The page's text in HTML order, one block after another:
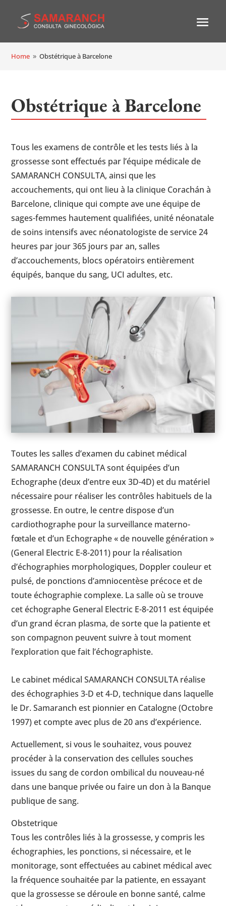
Home 9 Obstétrique à Barcelone
Obstétrique à Barcelone
Tous les examens de contrôle et les tests liés à la
grossesse sont effectués par l’équipe médicale de
SAMARANCH CONSULTA, ainsi que les
accouchements, qui ont lieu à la clinique Corachán à
Barcelone, clinique qui compte ave une équipe de
sages-femmes hautement qualifiées, unité néonatale
de soins intensifs avec néonatologiste de service 24
heures par jour 365 jours par an, salles
d’accouchements, blocs opératoirs entièrement
équipés, banque du sang, UCI adultes, etc.
Toutes les salles d’examen du cabinet médical
SAMARANCH CONSULTA sont équipées d’un
Echographe (deux d’entre eux 3D-4D) et du matériel
nécessaire pour réaliser les contrôles habituels de la
grossesse. En outre, le centre dispose d’un
cardiothographe pour la surveillance materno-
fœtale et d’un Echographe « de nouvelle génération »
(General Electric E-8-2011) pour la réalisation
d’échographies morphologiques, Doppler couleur et
pulsé, de ponctions d’amniocentèse précoce et de
toute échographie complexe. La salle où se trouve
cet échographe General Electric E-8-2011 est équipée
d’un grand écran plasma, de sorte que la patiente et
son compagnon peuvent suivre à tout moment
l’exploration que fait l’échographiste.
Le cabinet médical SAMARANCH CONSULTA réalise
des échographies 3-D et 4-D, technique dans laquelle
le Dr. Samaranch est pionnier en Catalogne (Octobre
1997) et compte avec plus de 20 ans d’expérience.
Actuellement, si vous le souhaitez, vous pouvez
procéder à la conservation des cellules souches
issues du sang de cordon ombilical du nouveau-né
dans une banque privée ou faire un don à la Banque
publique de sang.
Obstetrique
Tous les contrôles liés à la grossesse, y compris les
échographies, les ponctions, si nécessaire, et le
monitorage, sont effectuées au cabinet médical avec
la fréquence souhaitée par la patiente, en essayant
que la grossesse se déroule en bonne santé, calme